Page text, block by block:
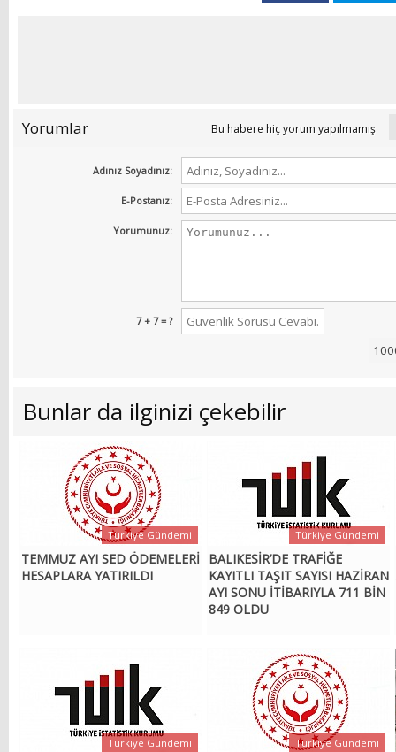
Yorumlar Bu habere hiç yorum yapılmamış
Adınız Soyadınız:
E-Postanız:
Yorumunuz:
7 + 7 = ?
Bunlar da ilginizi çekebilir
TEMMUZ AYI SED ÖDEMELERİ
HESAPLARA YATIRILDI
Türkiye Gündemi
BALIKESİR’DE TRAFİĞE
KAYITLI TAŞIT SAYISI HAZİRAN
AYI SONU İTİBARIYLA 711 BİN
849 OLDU
Türkiye Gündemi
Türkiye Gündemi Türkiye Gündemi